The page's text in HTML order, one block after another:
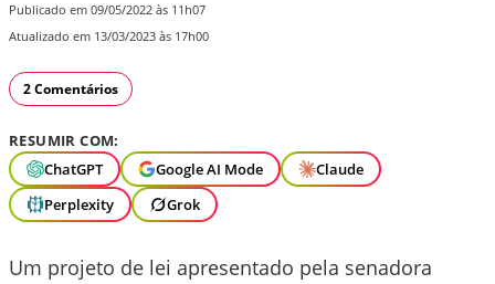
Publicado em 09/05/2022 às 11h07
Atualizado em 13/03/2023 às 17h00
2 Comentários
RESUMIR COM:
ChatGPT
Google AI Mode
Claude
Perplexity
Grok
Um projeto de lei apresentado pela senadora